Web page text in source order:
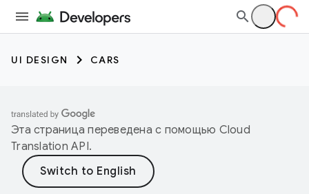
UI DESIGN CARS
Эта страница переведена с помощью Cloud
Translation API.